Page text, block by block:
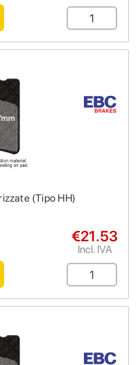
(Tipo HH)
€21.53
Incl. IVA